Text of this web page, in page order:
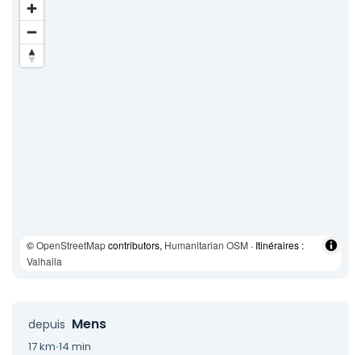
©OpenStreetMapcontributors, Humanitarian OSM · Itinéraires :
Valhalla
depuis Mens
17 km·14 min